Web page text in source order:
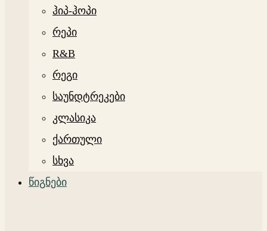
ჰიპ-ჰოპი
რეპი
R&B
რეგი
საუნდტრეკები
კლასიკა
ქართული
სხვა
წიგნები